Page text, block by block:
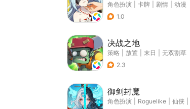
角色扮演 卡牌 剧情
动漫
1.0
决战之地
策略 放置 末日
无双割草
2.3
御剑封魔
角色扮演 Roguelike 仙侠